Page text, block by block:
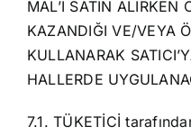
MAL’I SATIN ALIRKEN
KAZANDIĞI VE/VEYA
KULLANARAK
HALLERDE
7.1. TÜKETİCİ